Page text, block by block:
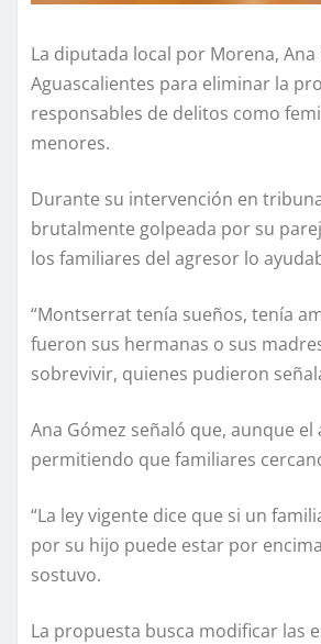
La diputada local por Morena,
Aguascalientes para eliminar la
responsables de delitos como
menores.
Durante su intervención en
brutalmente golpeada por su
los familiares del agresor lo
“Montserrat tenía sueños, tenía
fueron sus hermanas o sus
sobrevivir, quienes pudieron
Ana Gómez señaló que, aunque
permitiendo que familiares
“La ley vigente dice que si un
por su hijo puede estar por
sostuvo.
La propuesta busca modificar las